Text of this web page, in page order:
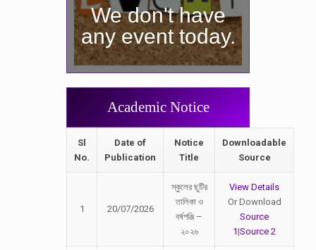
We don't have
any event today.
Academic Notice
Sl
No.
Date of
Publication
Notice
Title
Downloadable
Source
1 20/07/2026
স্কুলের ছুটির
তালিকা ও
বর্ষপঞ্জি –
২০২৬
View Details
Or Download
Source
1|Source 2